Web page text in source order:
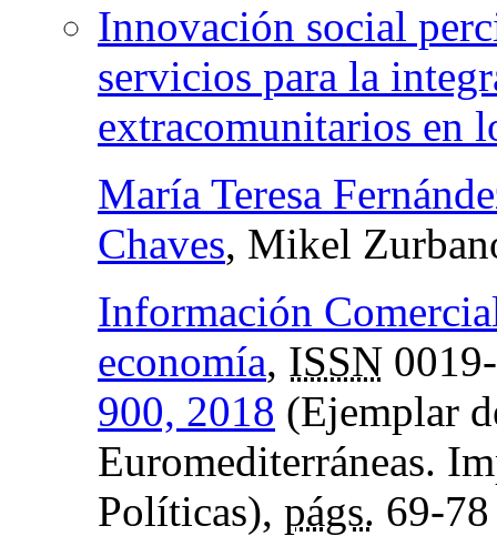
Innovación social
servicios para la
extracomunitarios en
María Teresa
Chaves, Mikel
Información
economía, ISSN
900, 2018 (Ejemplar
Euromediterráneas.
Políticas), págs. 69-78